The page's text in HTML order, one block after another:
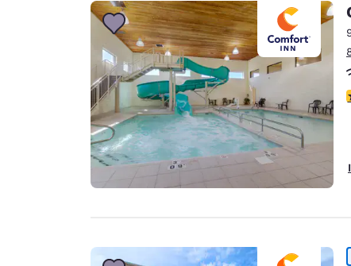
Français
Europe
Spain
Ireland